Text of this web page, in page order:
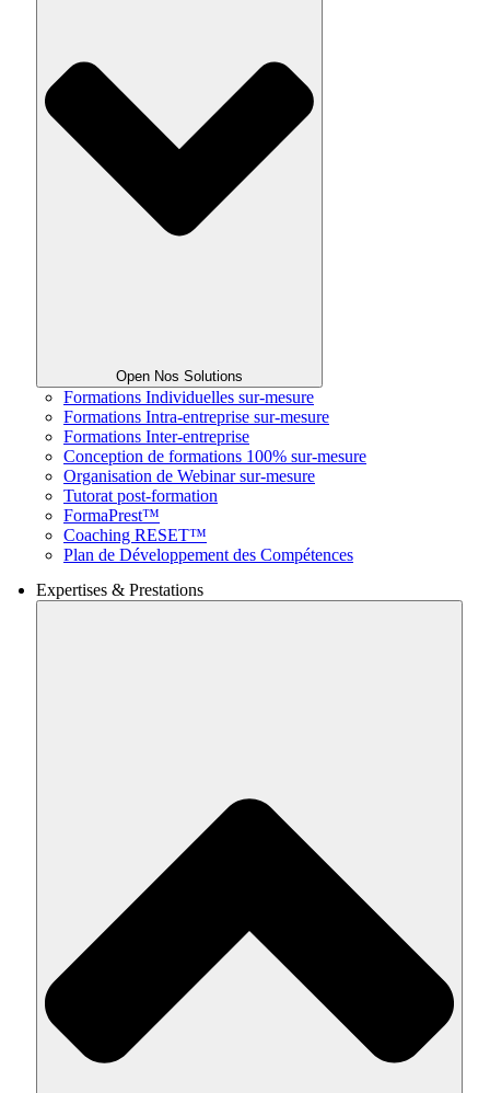
Open Nos Solutions
Formations Individuelles sur-mesure
Formations Intra-entreprise sur-mesure
Formations Inter-entreprise
Conception de formations 100% sur-mesure
Organisation de Webinar sur-mesure
Tutorat post-formation
FormaPrest™
Coaching RESET™
Plan de Développement des Compétences
Expertises & Prestations